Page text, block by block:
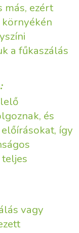
más, ezért
a fűkaszálás
és
így
vagy